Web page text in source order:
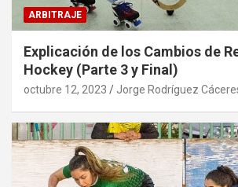
ARBITRAJE
Explicación de los Cambios de
Hockey (Parte 3 y Final)
octubre 12, 2023 Jorge Rodríguez